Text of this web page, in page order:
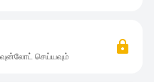
செய்யவும்